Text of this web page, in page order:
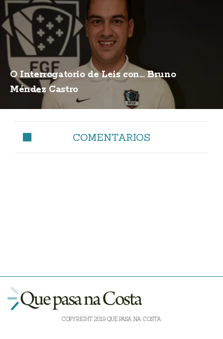
O Interrogatorio de Leis con... Bruno
Méndez Castro
COMENTARIOS
COPYRIGHT 2019 QUE PASA NA COSTA